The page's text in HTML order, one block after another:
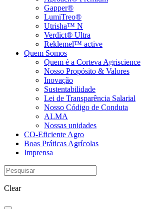
Gapper®
LumiTreo®
Utrisha™ N
Verdict® Ultra
Reklemel™ active
Quem Somos
Quem é a Corteva Agriscience
Nosso Propósito & Valores
Inovação
Sustentabilidade
Lei de Transparência Salarial
Nosso Código de Conduta
ALMA
Nossas unidades
CO-Eficiente Agro
Boas Práticas Agrícolas
Imprensa
Clear